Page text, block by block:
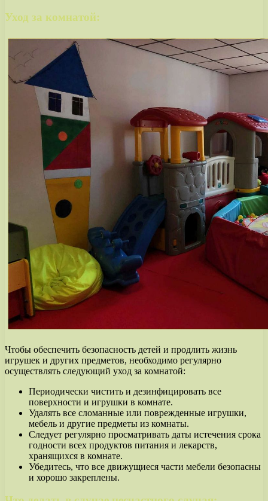
Уход за комнатой:
Чтобы обеспечить безопасность детей и продлить жизнь
игрушек и других предметов, необходимо регулярно
осуществлять следующий уход за комнатой:
Периодически чистить и дезинфицировать все
поверхности и игрушки в комнате.
Удалять все сломанные или поврежденные игрушки,
мебель и другие предметы из комнаты.
Следует регулярно просматривать даты истечения срока
годности всех продуктов питания и лекарств,
хранящихся в комнате.
Убедитесь, что все движущиеся части мебели безопасны
и хорошо закреплены.